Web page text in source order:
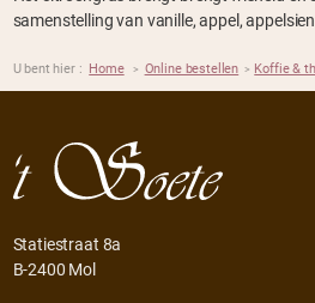
samenstelling van vanille, appel,
U bent hier : Home > Online bestellen > Koffie &
Statiestraat 8a
B-2400 Mol